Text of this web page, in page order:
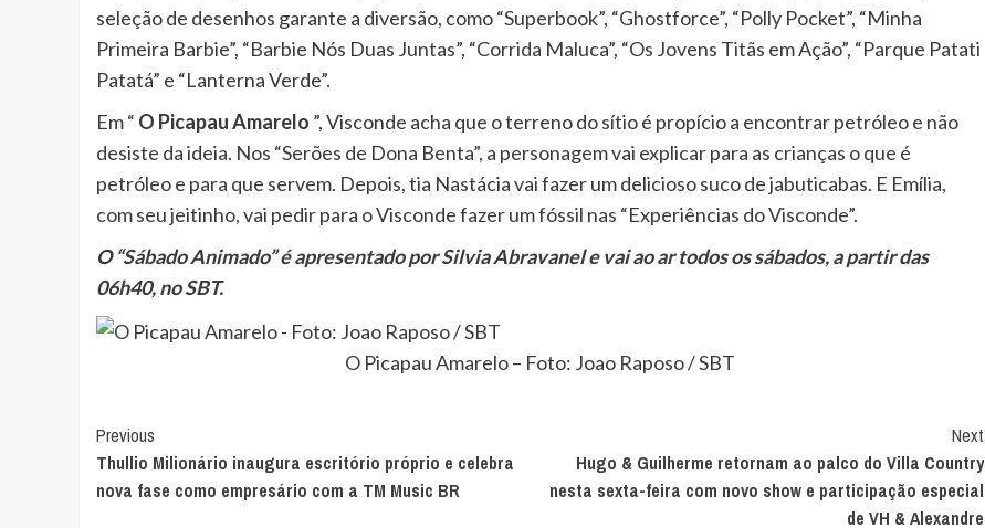
seleção de desenhos garante a diversão, como “Superbook”, “Ghostforce”, “Polly Pocket”, “Minha
Primeira Barbie”, “Barbie Nós Duas Juntas”, “Corrida Maluca”, “Os Jovens Titãs em Ação”, “Parque Patati
Patatá” e “Lanterna Verde”.
Em “ O Picapau Amarelo ”, Visconde acha que o terreno do sítio é propício a encontrar petróleo e não
desiste da ideia. Nos “Serões de Dona Benta”, a personagem vai explicar para as crianças o que é
petróleo e para que servem. Depois, tia Nastácia vai fazer um delicioso suco de jabuticabas. E Emília,
com seu jeitinho, vai pedir para o Visconde fazer um fóssil nas “Experiências do Visconde”.
O “Sábado Animado” é apresentado por Silvia Abravanel e vai ao ar todos os sábados, a partir das
06h40, no SBT.
O Picapau Amarelo – Foto: Joao Raposo / SBT
Post
Navigation
Previous
Thullio Milionário inaugura escritório próprio e celebra
nova fase como empresário com a TM Music BR
Next
Hugo & Guilherme retornam ao palco do Villa Country
nesta sexta-feira com novo show e participação especial
de VH & Alexandre